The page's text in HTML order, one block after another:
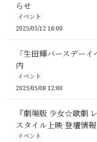
らせ
イベント
2025/05/12 16:00
「生田輝バースデー
内
イベント
2025/05/08 12:00
『劇場版 少女☆歌劇
スタイル上映 登壇情報
イベント